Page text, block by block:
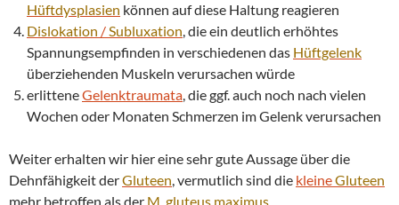
Hüftdysplasien können auf diese Haltung reagieren
Dislokation /Subluxation, die ein deutlich erhöhtes
Spannungsempfinden in verschiedenen das Hüftgelenk
überziehenden Muskeln verursachen würde
erlitteneGelenktraumata, die ggf. auch noch nach vielen
Wochen oder Monaten Schmerzen im Gelenk verursachen
Weiter erhalten wir hier eine sehr gute Aussage über die
Dehnfähigkeit derGluteen, vermutlich sind die kleineGluteen
mehr betroffen als der M. gluteus maximus